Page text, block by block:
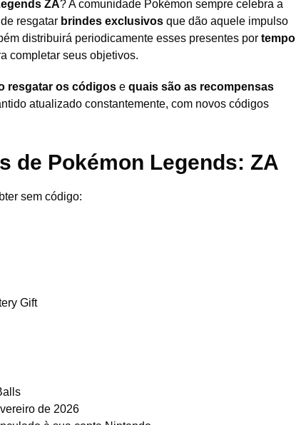
ZA? A comunidade Pokémon sempre celebra a
resgatar brindes exclusivos que dão aquele impulso
distribuirá periodicamente esses presentes por tempo
completar seus objetivos.
resgatar os códigos e quais são as recompensas
atualizado constantemente, com novos códigos
de Pokémon Legends: ZA
sem código:
Gift
de 2026